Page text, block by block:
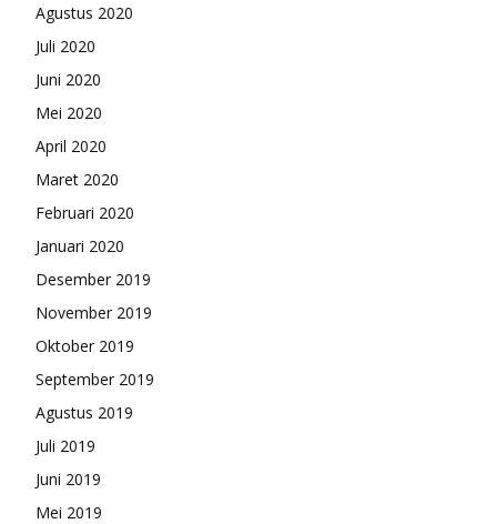
Agustus 2020
Juli 2020
Juni 2020
Mei 2020
April 2020
Maret 2020
Februari 2020
Januari 2020
Desember 2019
November 2019
Oktober 2019
September 2019
Agustus 2019
Juli 2019
Juni 2019
Mei 2019